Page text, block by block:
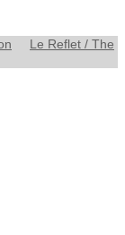
Le Reflet / The